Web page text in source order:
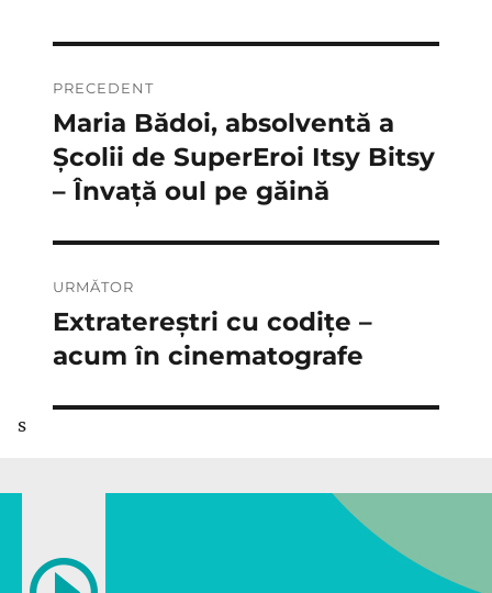
în
articole
PRECEDENT
Articolul
anterior:
Maria Bădoi, absolventă a
Școlii de SuperEroi Itsy Bitsy
– Învață oul pe găină
URMĂTOR
Articolul
următor:
Extratereștri cu codițe –
acum în cinematografe
s